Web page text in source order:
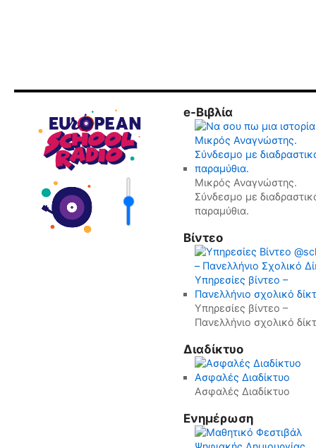
e-Βιβλία
Μικρός Αναγνώστης.
Σύνδεσμο με
παραμύθια.
Βίντεο
Υπηρεσίες βίντεο –
Πανελλήνιο σχολικό
Διαδίκτυο
Ασφαλές Διαδίκτυο
Ενημέρωση